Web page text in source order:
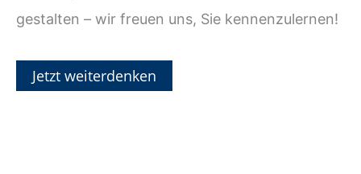
gestalten – wir freuen uns, Sie kennenzulernen!
Jetzt weiterdenken